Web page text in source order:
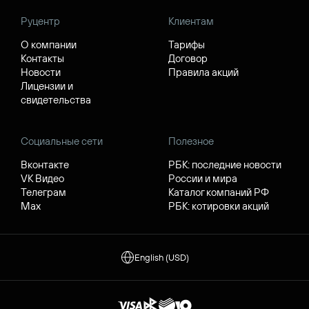
Руцентр
О компании
Контакты
Новости
Лицензии и
свидетельства
Клиентам
Тарифы
Договор
Правила акций
Социальные сети
Вконтакте
VK Видео
Телеграм
Max
Полезное
РБК: последние новости
России и мира
Каталог компаний РФ
РБК: котировки акций
English (USD)